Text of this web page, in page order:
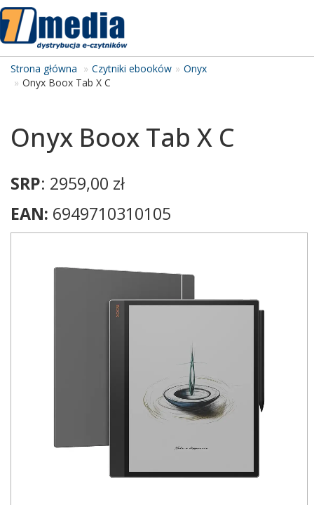
Strona główna Czytniki ebooków
Onyx
Onyx Boox Tab X C
Onyx Boox Tab X C
SRP: 2959,00 zł
EAN: 6949710310105